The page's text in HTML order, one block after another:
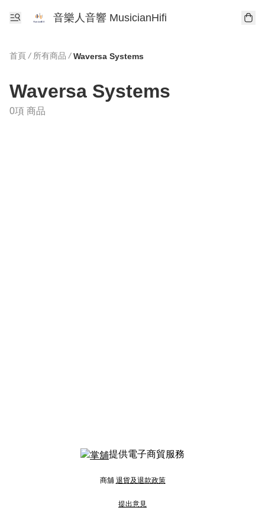
音樂人音響 MusicianHifi
首頁 / 所有商品 / Waversa Systems
Waversa Systems
0項 商品
提供電子商貿服務
商舖 退貨及退款政策
提出意見